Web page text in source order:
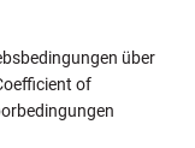
über
of